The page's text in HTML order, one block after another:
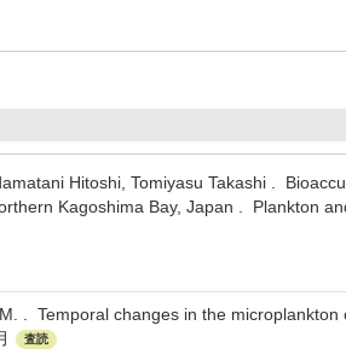
Hitoshi, Tomiyasu Takashi .
Kagoshima Bay, Japan . Plankton
. Temporal changes in the
査読